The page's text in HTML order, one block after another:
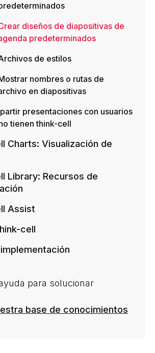
diseños de diapositivas de
predeterminados
de estilos
nombres o rutas de
en diapositivas
presentaciones con usuarios
tienen think-cell
Charts: Visualización de
Library: Recursos de
Assist
cell
para solucionar
base de conocimientos